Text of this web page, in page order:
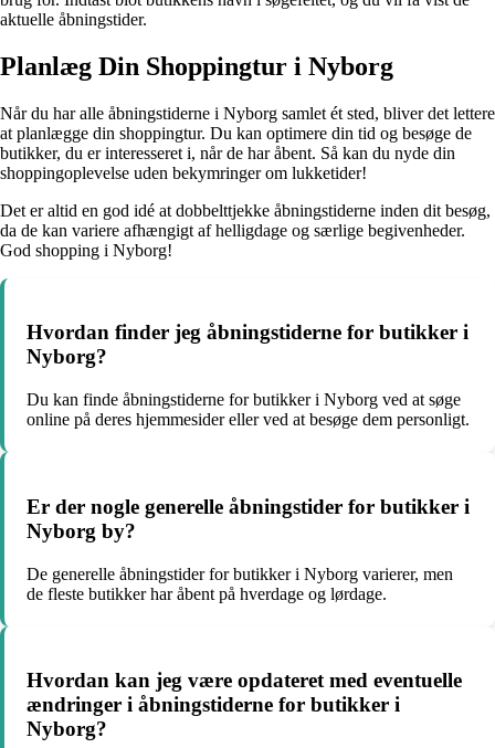
aktuelle åbningstider.
Planlæg Din Shoppingtur i Nyborg
Når du har alle åbningstiderne i Nyborg samlet ét sted, bliver det lettere
at planlægge din shoppingtur. Du kan optimere din tid og besøge de
butikker, du er interesseret i, når de har åbent. Så kan du nyde din
shoppingoplevelse uden bekymringer om lukketider!
Det er altid en god idé at dobbelttjekke åbningstiderne inden dit besøg,
da de kan variere afhængigt af helligdage og særlige begivenheder.
God shopping i Nyborg!
Hvordan finder jeg åbningstiderne for butikker i
Nyborg?
Du kan finde åbningstiderne for butikker i Nyborg ved at søge
online på deres hjemmesider eller ved at besøge dem personligt.
Er der nogle generelle åbningstider for butikker i
Nyborg by?
De generelle åbningstider for butikker i Nyborg varierer, men
de fleste butikker har åbent på hverdage og lørdage.
Hvordan kan jeg være opdateret med eventuelle
ændringer i åbningstiderne for butikker i
Nyborg?